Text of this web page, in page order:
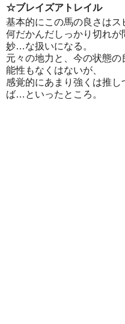
☆ブレイズアトレイル
基本的にこの馬の良さはス
何だかんだしっかり切れ
妙…な扱いになる。
元々の地力と、今の状態
能性もなくはないが、
感覚的にあまり強くは推
ば…といったところ。